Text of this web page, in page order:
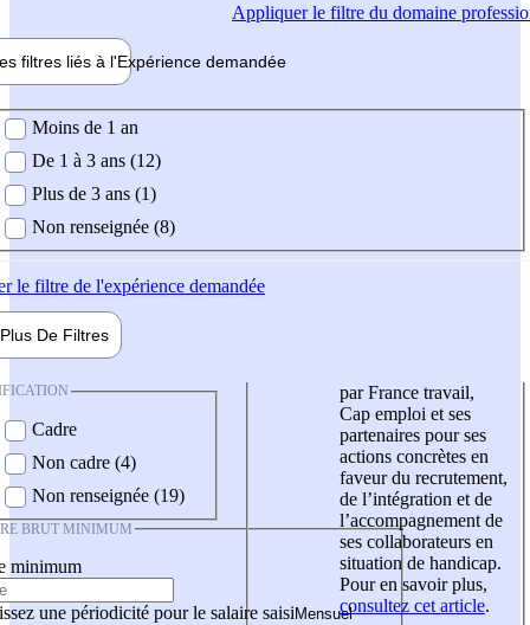
Appliquerle filtre du domaine
filtres liés à l'Expérience demandée
demandée
Moins de 1 an
De 1 à 3 ans (12)
Plus de 3 ans (1)
Non renseignée (8)
le filtre de l'expérience demandée
Plus De Filtres
Cadre
Non cadre (4)
Non renseignée (19)
BRUT MINIMUM
minimum
une périodicité pour le salaire saisi
par France travail,
Cap emploi et ses
partenaires pour ses
actions concrètes en
faveur du recrutement,
de l’intégration et de
l’accompagnement de
ses collaborateurs en
situation de handicap.
Pour en savoir plus,
consultez cet article.